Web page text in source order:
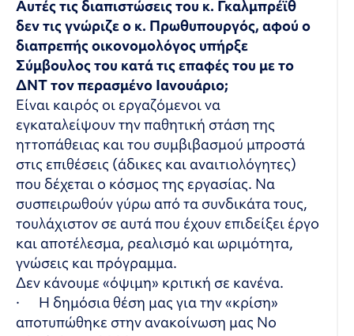
Αυτές τις διαπιστώσεις του κ. Γκαλμπρέϊθ
δεν τις γνώριζε ο κ. Πρωθυπουργός, αφού ο
διαπρεπής οικονομολόγος υπήρξε
Σύμβουλος του κατά τις επαφές του με το
ΔΝΤ τον περασμένο Ιανουάριο;
Είναι καιρός οι εργαζόμενοι να
εγκαταλείψουν την παθητική στάση της
ηττοπάθειας και του συμβιβασμού μπροστά
στις επιθέσεις (άδικες και αναιτιολόγητες)
που δέχεται ο κόσμος της εργασίας. Να
συσπειρωθούν γύρω από τα συνδικάτα τους,
τουλάχιστον σε αυτά που έχουν επιδείξει έργο
και αποτέλεσμα, ρεαλισμό και ωριμότητα,
γνώσεις και πρόγραμμα.
Δεν κάνουμε «όψιμη» κριτική σε κανένα.
·
Η δημόσια θέση μας για την «κρίση»
αποτυπώθηκε στην ανακοίνωση μας Νο